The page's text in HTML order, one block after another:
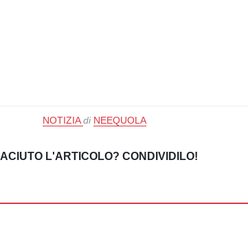
NOTIZIA di NEEQUOLA
L'ARTICOLO? CONDIVIDILO!